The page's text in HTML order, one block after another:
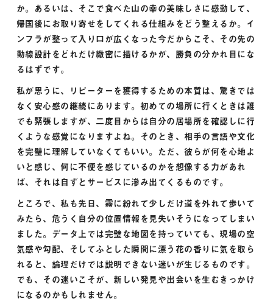
か。あるいは、そこで食べた山の幸の美味しさに感動して、
帰国後にお取り寄せをしてくれる仕組みをどう整えるか。イ
ンフラが整って入り口が広くなった今だからこそ、その先の
動線設計をどれだけ緻密に描けるかが、勝負の分かれ目にな
るはずです。
私が思うに、リピーターを獲得するための本質は、驚きでは
なく安心感の継続にあります。初めての場所に行くときは誰
でも緊張しますが、二度目からは自分の居場所を確認しに行
くような感覚になりますよね。そのとき、相手の言語や文化
を完璧に理解していなくてもいい。ただ、彼らが何を心地よ
いと感じ、何に不便を感じているのかを想像する力があれ
ば、それは自ずとサービスに滲み出てくるものです。
ところで、私も先日、霧に紛れて少しだけ道を外れて歩いて
みたら、危うく自分の位置情報を見失いそうになってしまい
ました。データ上では完璧な地図を持っていても、現場の空
気感や勾配、そしてふとした瞬間に漂う花の香りに気を取ら
れると、論理だけでは説明できない迷いが生じるものです。
でも、その迷いこそが、新しい発見や出会いを生むきっかけ
になるのかもしれません。